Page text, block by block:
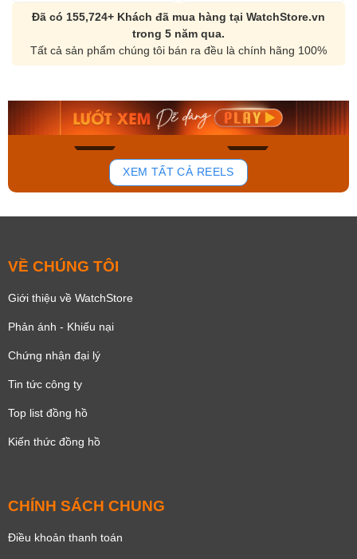
Đã có 155,724+ Khách đã mua hàng tại WatchStore.vn
trong 5 năm qua.
Tất cả sản phẩm chúng tôi bán ra đều là chính hãng 100%
156
Orient Nam RA-
Mua ngay
Casio Nam MTS-
Mua ngay
XEM TẤT CẢ REELS
VỀ CHÚNG TÔI
Giới thiệu về WatchStore
Phản ánh - Khiếu nại
Chứng nhận đại lý
Tin tức công ty
Top list đồng hồ
Kiến thức đồng hồ
CHÍNH SÁCH CHUNG
Điều khoản thanh toán